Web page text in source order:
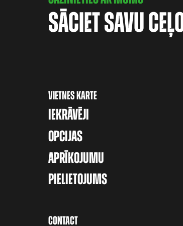
SĀCIET SAVU
VIETNES KARTE
IEKRĀVĒJI
OPCIJAS
APRĪKOJUMU
PIELIETOJUMS
CONTACT